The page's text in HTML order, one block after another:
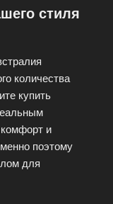
стиля
количества
купить
и
поэтому
для